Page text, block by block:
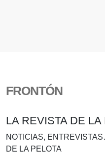
FRONTÓN
LA REVISTA DE LA
NOTICIAS,
DE LA PELOTA